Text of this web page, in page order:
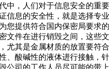
中，人们对于信息安全的重
信息的安全性，就是选择专
您提供符合国内保密局要求
文件在进行销毁之间，这些
尤其是金属材质的放置要符
、酸碱性的液体进行接触，
公司的工作人员尽可能的带